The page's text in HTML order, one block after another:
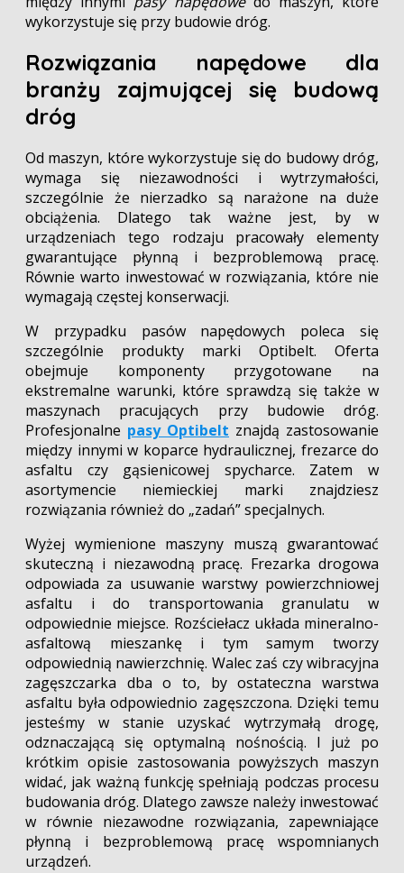
wykorzystuje się przy budowie dróg.
Rozwiązania napędowe dla
branży zajmującej się budową
dróg
Od maszyn, które wykorzystuje się do budowy dróg,
wymaga się niezawodności i wytrzymałości,
szczególnie że nierzadko są narażone na duże
obciążenia. Dlatego tak ważne jest, by w
urządzeniach tego rodzaju pracowały elementy
gwarantujące płynną i bezproblemową pracę.
Równie warto inwestować w rozwiązania, które nie
wymagają częstej konserwacji.
W przypadku pasów napędowych poleca się
szczególnie produkty marki Optibelt. Oferta
obejmuje komponenty przygotowane na
ekstremalne warunki, które sprawdzą się także w
maszynach pracujących przy budowie dróg.
Profesjonalne pasy Optibelt znajdą zastosowanie
między innymi w koparce hydraulicznej, frezarce do
asfaltu czy gąsienicowej spycharce. Zatem w
asortymencie niemieckiej marki znajdziesz
rozwiązania również do „zadań” specjalnych.
Wyżej wymienione maszyny muszą gwarantować
skuteczną i niezawodną pracę. Frezarka drogowa
odpowiada za usuwanie warstwy powierzchniowej
asfaltu i do transportowania granulatu w
odpowiednie miejsce. Rozściełacz układa mineralno-
asfaltową mieszankę i tym samym tworzy
odpowiednią nawierzchnię. Walec zaś czy wibracyjna
zagęszczarka dba o to, by ostateczna warstwa
asfaltu była odpowiednio zagęszczona. Dzięki temu
jesteśmy w stanie uzyskać wytrzymałą drogę,
odznaczającą się optymalną nośnością. I już po
krótkim opisie zastosowania powyższych maszyn
widać, jak ważną funkcję spełniają podczas procesu
budowania dróg. Dlatego zawsze należy inwestować
w równie niezawodne rozwiązania, zapewniające
płynną i bezproblemową pracę wspomnianych
urządzeń.